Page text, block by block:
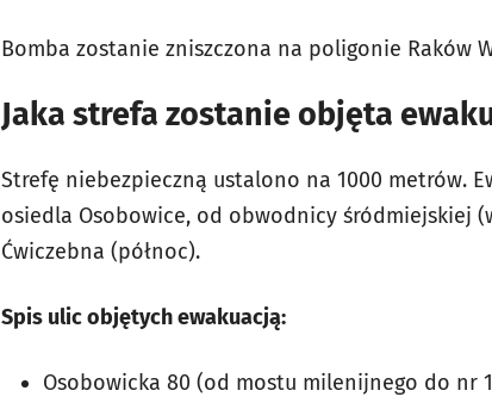
Bomba zostanie zniszczona na poligonie Raków
Jaka strefa zostanie objęta
Strefę niebezpieczną ustalono na 1000 metrów.
osiedla Osobowice, od obwodnicy śródmiejskiej
Ćwiczebna (północ).
Spis ulic objętych ewakuacją:
Osobowicka 80 (od mostu milenijnego do nr